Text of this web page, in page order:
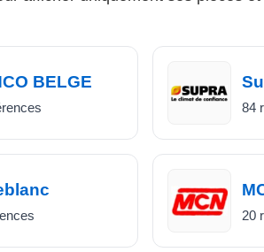
BELGE
84
20